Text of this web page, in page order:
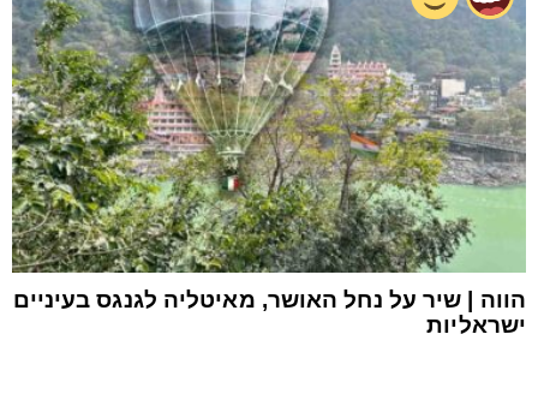
הווה | שיר על נחל האושר, מאיטליה לגנגס בעיניים
ישראליות